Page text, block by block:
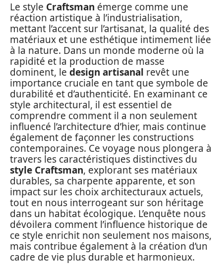
Le style Craftsman émerge comme une
réaction artistique à l’industrialisation,
mettant l’accent sur l’artisanat, la qualité des
matériaux et une esthétique intimement liée
à la nature. Dans un monde moderne où la
rapidité et la production de masse
dominent, le design artisanal revêt une
importance cruciale en tant que symbole de
durabilité et d’authenticité. En examinant ce
style architectural, il est essentiel de
comprendre comment il a non seulement
influencé l’architecture d’hier, mais continue
également de façonner les constructions
contemporaines. Ce voyage nous plongera à
travers les caractéristiques distinctives du
style Craftsman, explorant ses matériaux
durables, sa charpente apparente, et son
impact sur les choix architecturaux actuels,
tout en nous interrogeant sur son héritage
dans un habitat écologique. L’enquête nous
dévoilera comment l’influence historique de
ce style enrichit non seulement nos maisons,
mais contribue également à la création d’un
cadre de vie plus durable et harmonieux.